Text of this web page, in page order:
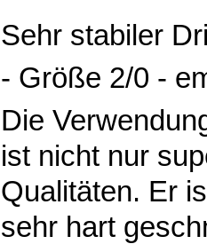
Sehr stabiler
- Größe 2/0 -
Die
ist nicht nur
Qualitäten. Er
sehr hart